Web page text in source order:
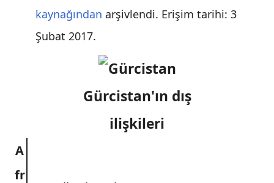
kaynağından arşivlendi. Erişim tarihi: 3
Şubat 2017.
Gürcistan'ın dış
ilişkileri
A
fr